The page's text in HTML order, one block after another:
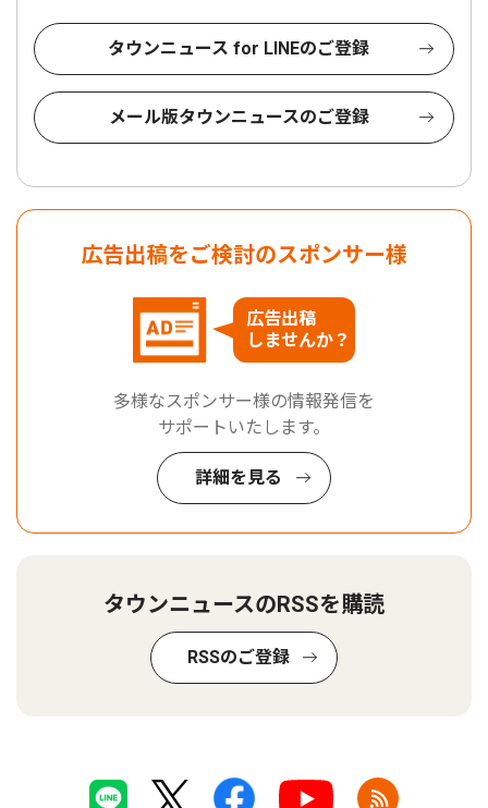
タウンニュース for LINEのご登録
メール版タウンニュースのご登録
広告出稿をご検討のスポンサー様
広告出稿
しませんか？
多様なスポンサー様の情報発信を
サポートいたします。
詳細を見る
タウンニュースのRSSを購読
RSSのご登録